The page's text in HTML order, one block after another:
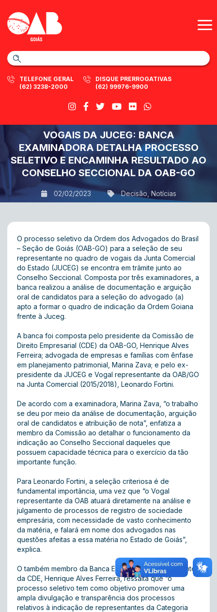
TELEFONE GERAL
(62) 3238-2000
DISQUE PRERROGATIVAS
(62) 99976-9900
VOGAIS DA JUCEG: BANCA
EXAMINADORA DETALHA PROCESSO
SELETIVO E ENCAMINHA RESULTADO AO
CONSELHO SECCIONAL DA OAB-GO
02/02/2023 Decisão Notícias
O processo seletivo da Ordem dos Advogados do Brasil
– Seção de Goiás (OAB-GO) para a seleção de seu
representante no quadro de vogais da Junta Comercial
do Estado (JUCEG) se encontra em trâmite junto ao
Conselho Seccional. Composta por três examinadores, a
banca realizou a análise de documentação e arguição
oral de candidatos para a seleção do advogado (a)
apto a formar o quadro de indicação da Ordem Goiana
frente à Juceg.
A banca foi composta pelo presidente da Comissão de
Direito Empresarial (CDE) da OAB-GO, Henrique Alves
Ferreira; advogada de empresas e famílias com ênfase
em planejamento patrimonial, Marina Zava; e pelo ex-
presidente da JUCEG e Vogal representante da OAB/GO
na Junta Comercial (2015/2018), Leonardo Fortini.
De acordo com a examinadora, Marina Zava, “o trabalho
se deu por meio da análise de documentação, arguição
oral de candidatos e atribuição de nota”, enfatiza a
membro da Comissão ao detalhar o funcionamento da
indicação ao Conselho Seccional daqueles que
possuem capacidade técnica para o exercício da tão
importante função.
Para Leonardo Fortini, a seleção criteriosa é de
fundamental importância, uma vez que “o Vogal
representante da OAB atuará diretamente na análise e
julgamento de processos de registro de sociedade
empresária, com necessidade de vasto conhecimento
da matéria, e falará em nome dos advogados nas
questões afeitas a essa matéria no Estado de Goiás”,
explica.
O também membro da Banca Examinadora e presidente
da CDE, Henrique Alves Ferreira, ressalta que “o
processo seletivo tem como objetivo promover uma
ampla divulgação e transparência dos processos
relativos à indicação de representantes da Categoria